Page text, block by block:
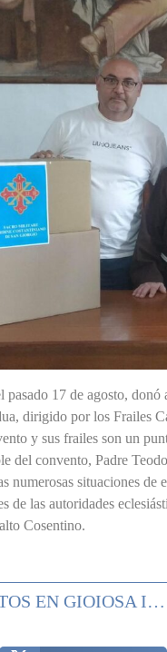
17 de agosto,
dirigido por los Frailes
y sus frailes son un
del convento, Padre
numerosas situaciones
de las autoridades
Cosentino.
CALABRIA: EVENTOS EN GIOIOSA IONICA